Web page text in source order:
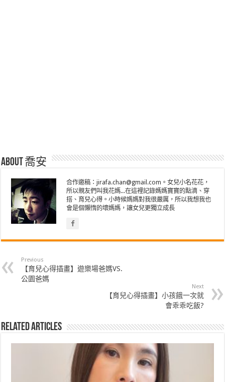
About 喬安
合作邀稿：jirafa.chan@gmail.com。女兒小名花花，
所以親友們叫我花媽...在這裡記錄媽媽寶寶的點滴、穿
搭、育兒心得。小時候媽媽對我很嚴厲，所以我想我也
會是個懶惰的壞媽媽，讓女兒更獨立成長
Previous
【育兒心得插畫】遊樂場爸媽VS.
公園爸媽
Next
【育兒心得插畫】小孩餓一次就
會乖乖吃飯?
Related Articles